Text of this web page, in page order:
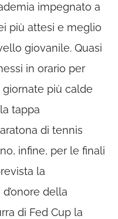
impegnato a
più attesi e meglio
giovanile. Quasi
in orario per
più calde
tappa
di tennis
infine, per le finali
la
della
di Fed Cup la